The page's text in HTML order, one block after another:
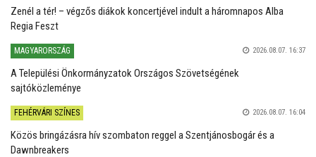
Zenél a tér! – végzős diákok koncertjével indult a háromnapos Alba
Regia Feszt
MAGYARORSZÁG 2026.08.07. 16:37
A Települési Önkormányzatok Országos Szövetségének
sajtóközleménye
FEHÉRVÁRI SZÍNES 2026.08.07. 16:04
Közös bringázásra hív szombaton reggel a Szentjánosbogár és a
Dawnbreakers